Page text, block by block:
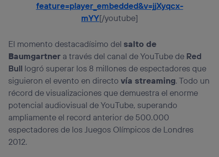
feature=player_embedded&v=jjXyqcx-
mYY[/youtube]
El momento destacadísimo delsalto de
Baumgartner a través del canal de YouTube de Red
Bull logró superar los 8 millones de espectadores que
siguieron el evento en directovía streaming. Todo un
récord de visualizaciones que demuestra el enorme
potencial audiovisual de YouTube, superando
ampliamente el record anterior de 500.000
espectadores de los Juegos Olímpicos de Londres
2012.